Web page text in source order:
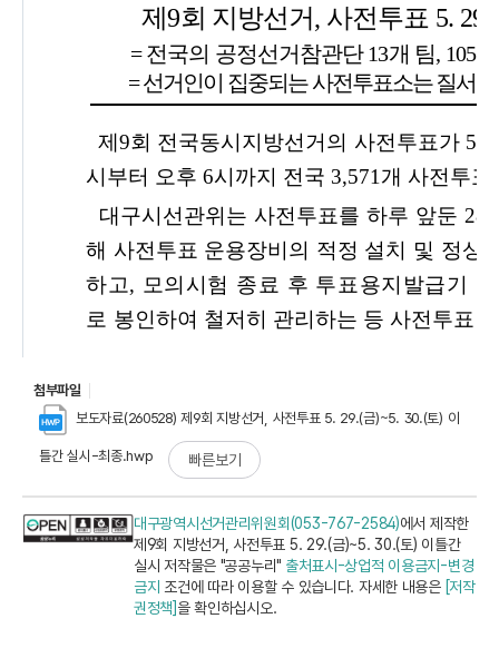
첨부파일
보도자료(260528) 제9회 지방선거, 사전투표 5. 29.(금)~5. 30.(토) 이
틀간 실시-최종.hwp 빠른보기
대구광역시선거관리위원회(053-767-2584)에서 제작한
제9회 지방선거, 사전투표 5. 29.(금)~5. 30.(토) 이틀간
실시 저작물은 "공공누리" 출처표시-상업적 이용금지-변경
금지 조건에 따라 이용할 수 있습니다. 자세한 내용은 [저작
권정책]을 확인하십시오.